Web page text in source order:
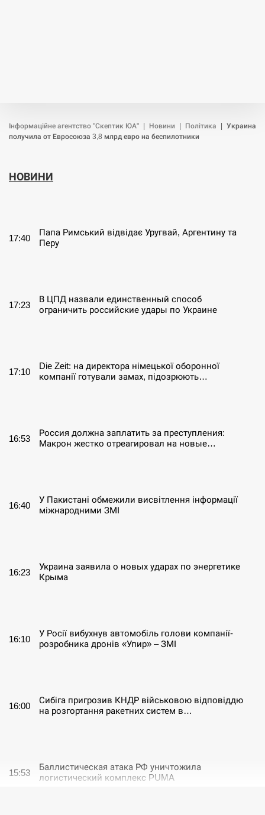
Інформаційне агентство "Скептик ЮА" Новини Політика
Украина
получила от Евросоюза 3,8 млрд евро на беспилотники
НОВИНИ
17:40
Папа Римський відвідає Уругвай, Аргентину та
Перу
17:23
В ЦПД назвали единственный способ
ограничить российские удары по Украине
17:10
Die Zeit: на директора німецької оборонної
компанії готували замах, підозрюють…
16:53
Россия должна заплатить за преступления:
Макрон жестко отреагировал на новые…
16:40
У Пакистані обмежили висвітлення інформації
міжнародними ЗМІ
16:23
Украина заявила о новых ударах по энергетике
Крыма
16:10
У Росії вибухнув автомобіль голови компанії-
розробника дронів «Упир» – ЗМІ
16:00
Сибіга пригрозив КНДР військовою відповіддю
на розгортання ракетних систем в…
15:53
Баллистическая атака РФ уничтожила
логистический комплекс PUMA